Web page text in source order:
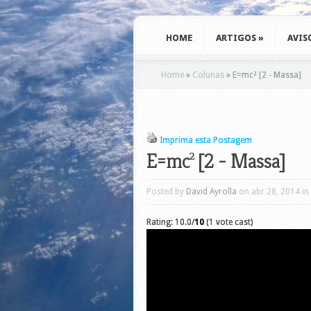
HOME ARTIGOS »
Home » Colunas » E=mc² [2 - Massa]
Imprima esta Postagem
E=mc² [2 - Massa]
Posted by David Ayrolla on abr 28, 2014 in
Rating: 10.0/10 (1 vote cast)